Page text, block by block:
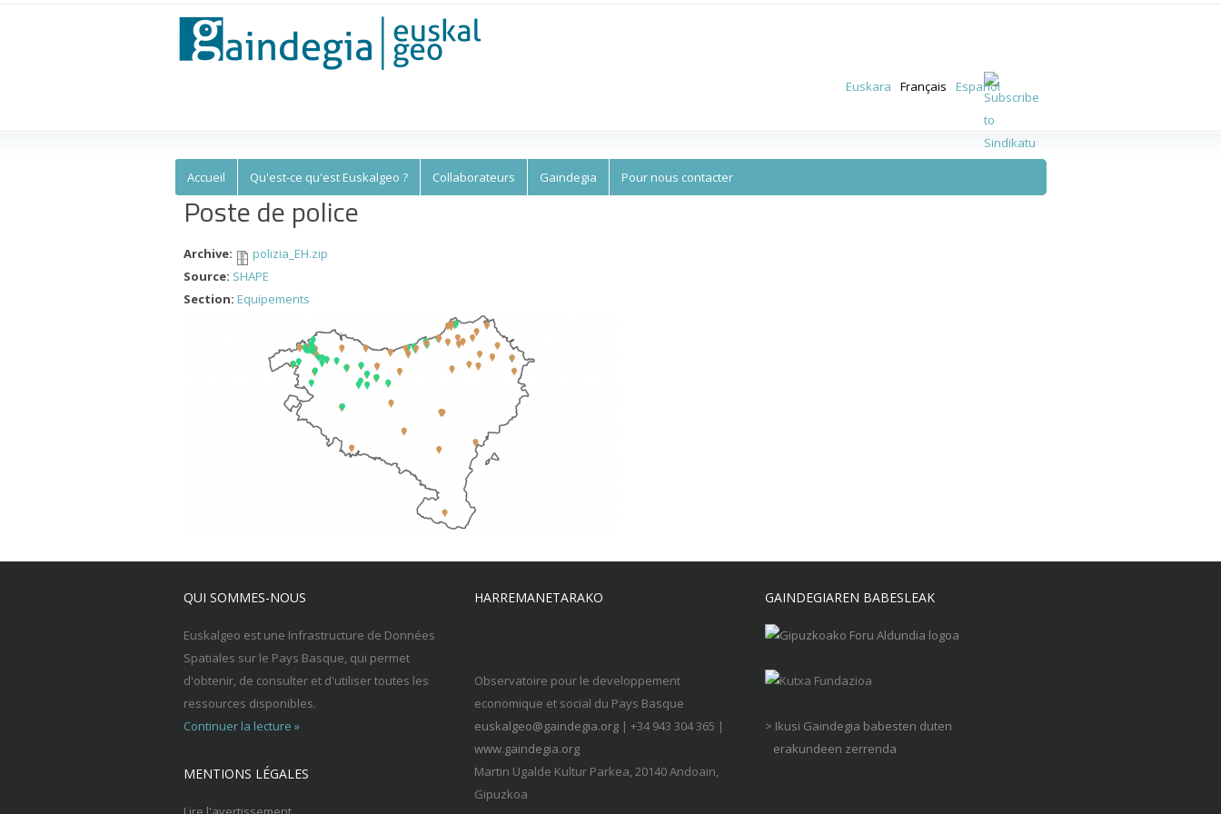
Euskalgeo
Euskara Français Español
Accueil Qu'est-ce qu'est Euskalgeo ? Collaborateurs Gaindegia Pour nous contacter
Poste de police
Archive:
polizia_EH.zip
Source: SHAPE
Section: Equipements
QUI SOMMES-NOUS
Euskalgeo est une Infrastructure de Données
Spatiales sur le Pays Basque, qui permet
d'obtenir, de consulter et d'utiliser toutes les
ressources disponibles.
Continuer la lecture »
MENTIONS LÉGALES
HARREMANETARAKO
Observatoire pour le developpement
economique et social du Pays Basque
euskalgeo@gaindegia.org | +34 943 304 365 |
www.gaindegia.org
Martin Ugalde Kultur Parkea, 20140 Andoain,
Gipuzkoa
GAINDEGIAREN BABESLEAK
> Ikusi Gaindegia babesten duten
erakundeen zerrenda